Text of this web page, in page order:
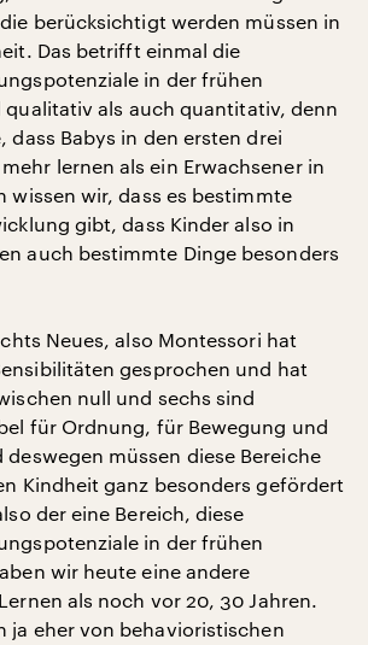
berücksichtigt werden müssen in
Das betrifft einmal die
in der frühen
qualitativ als auch quantitativ, denn
dass Babys in den ersten drei
lernen als ein Erwachsener in
wissen wir, dass es bestimmte
gibt, dass Kinder also in
auch bestimmte Dinge besonders
Neues, also Montessori hat
gesprochen und hat
null und sechs sind
für Ordnung, für Bewegung und
deswegen müssen diese Bereiche
Kindheit ganz besonders gefördert
der eine Bereich, diese
in der frühen
wir heute eine andere
als noch vor 20, 30 Jahren.
ja eher von behavioristischen